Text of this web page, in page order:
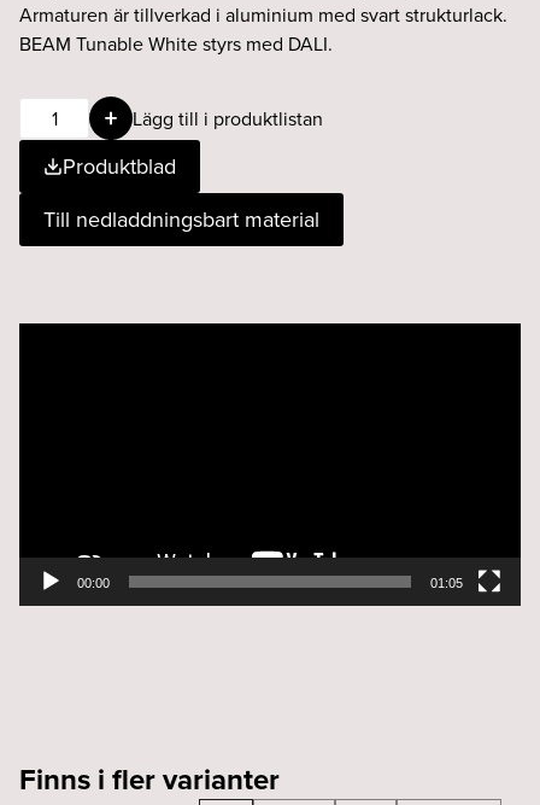
Armaturen är tillverkad i aluminium med svart strukturlack.
BEAM Tunable White styrs med DALI.
BEAM
13W
TW
15°
svart
Lägg till i produktlistan
Produktblad
Till nedladdningsbart material
00:00 01:05
Finns i fler varianter